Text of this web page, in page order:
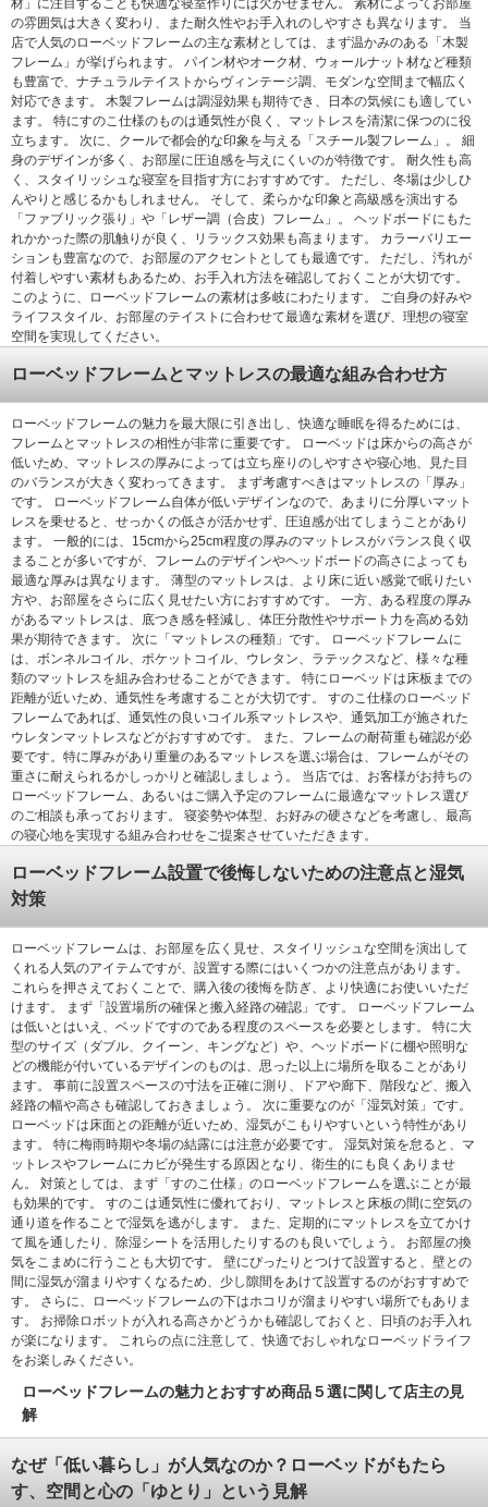
の雰囲気は大きく変わり、また耐久性やお手入れのしやすさも異なります。 当
店で人気のローベッドフレームの主な素材としては、まず温かみのある「木製
フレーム」が挙げられます。 パイン材やオーク材、ウォールナット材など種類
も豊富で、ナチュラルテイストからヴィンテージ調、モダンな空間まで幅広く
対応できます。 木製フレームは調湿効果も期待でき、日本の気候にも適してい
ます。 特にすのこ仕様のものは通気性が良く、マットレスを清潔に保つのに役
立ちます。 次に、クールで都会的な印象を与える「スチール製フレーム」。 細
身のデザインが多く、お部屋に圧迫感を与えにくいのが特徴です。 耐久性も高
く、スタイリッシュな寝室を目指す方におすすめです。 ただし、冬場は少しひ
んやりと感じるかもしれません。 そして、柔らかな印象と高級感を演出する
「ファブリック張り」や「レザー調（合皮）フレーム」。 ヘッドボードにもた
れかかった際の肌触りが良く、リラックス効果も高まります。 カラーバリエー
ションも豊富なので、お部屋のアクセントとしても最適です。 ただし、汚れが
付着しやすい素材もあるため、お手入れ方法を確認しておくことが大切です。
このように、ローベッドフレームの素材は多岐にわたります。 ご自身の好みや
ライフスタイル、お部屋のテイストに合わせて最適な素材を選び、理想の寝室
空間を実現してください。
ローベッドフレームとマットレスの最適な組み合わせ方
ローベッドフレームの魅力を最大限に引き出し、快適な睡眠を得るためには、
フレームとマットレスの相性が非常に重要です。 ローベッドは床からの高さが
低いため、マットレスの厚みによっては立ち座りのしやすさや寝心地、見た目
のバランスが大きく変わってきます。 まず考慮すべきはマットレスの「厚み」
です。 ローベッドフレーム自体が低いデザインなので、あまりに分厚いマット
レスを乗せると、せっかくの低さが活かせず、圧迫感が出てしまうことがあり
ます。 一般的には、15cmから25cm程度の厚みのマットレスがバランス良く収
まることが多いですが、フレームのデザインやヘッドボードの高さによっても
最適な厚みは異なります。 薄型のマットレスは、より床に近い感覚で眠りたい
方や、お部屋をさらに広く見せたい方におすすめです。 一方、ある程度の厚み
があるマットレスは、底つき感を軽減し、体圧分散性やサポート力を高める効
果が期待できます。 次に「マットレスの種類」です。 ローベッドフレームに
は、ボンネルコイル、ポケットコイル、ウレタン、ラテックスなど、様々な種
類のマットレスを組み合わせることができます。 特にローベッドは床板までの
距離が近いため、通気性を考慮することが大切です。 すのこ仕様のローベッド
フレームであれば、通気性の良いコイル系マットレスや、通気加工が施された
ウレタンマットレスなどがおすすめです。 また、フレームの耐荷重も確認が必
要です。特に厚みがあり重量のあるマットレスを選ぶ場合は、フレームがその
重さに耐えられるかしっかりと確認しましょう。 当店では、お客様がお持ちの
ローベッドフレーム、あるいはご購入予定のフレームに最適なマットレス選び
のご相談も承っております。 寝姿勢や体型、お好みの硬さなどを考慮し、最高
の寝心地を実現する組み合わせをご提案させていただきます。
ローベッドフレーム設置で後悔しないための注意点と湿気
対策
ローベッドフレームは、お部屋を広く見せ、スタイリッシュな空間を演出して
くれる人気のアイテムですが、設置する際にはいくつかの注意点があります。
これらを押さえておくことで、購入後の後悔を防ぎ、より快適にお使いいただ
けます。 まず「設置場所の確保と搬入経路の確認」です。 ローベッドフレーム
は低いとはいえ、ベッドですのである程度のスペースを必要とします。 特に大
型のサイズ（ダブル、クイーン、キングなど）や、ヘッドボードに棚や照明な
どの機能が付いているデザインのものは、思った以上に場所を取ることがあり
ます。 事前に設置スペースの寸法を正確に測り、ドアや廊下、階段など、搬入
経路の幅や高さも確認しておきましょう。 次に重要なのが「湿気対策」です。
ローベッドは床面との距離が近いため、湿気がこもりやすいという特性があり
ます。 特に梅雨時期や冬場の結露には注意が必要です。 湿気対策を怠ると、マ
ットレスやフレームにカビが発生する原因となり、衛生的にも良くありませ
ん。 対策としては、まず「すのこ仕様」のローベッドフレームを選ぶことが最
も効果的です。 すのこは通気性に優れており、マットレスと床板の間に空気の
通り道を作ることで湿気を逃がします。 また、定期的にマットレスを立てかけ
て風を通したり、除湿シートを活用したりするのも良いでしょう。 お部屋の換
気をこまめに行うことも大切です。 壁にぴったりとつけて設置すると、壁との
間に湿気が溜まりやすくなるため、少し隙間をあけて設置するのがおすすめで
す。 さらに、ローベッドフレームの下はホコリが溜まりやすい場所でもありま
す。 お掃除ロボットが入れる高さかどうかも確認しておくと、日頃のお手入れ
が楽になります。 これらの点に注意して、快適でおしゃれなローベッドライフ
をお楽しみください。
ローベッドフレームの魅力とおすすめ商品５選に関して店主の見
解
なぜ「低い暮らし」が人気なのか？ローベッドがもたら
す、空間と心の「ゆとり」という見解